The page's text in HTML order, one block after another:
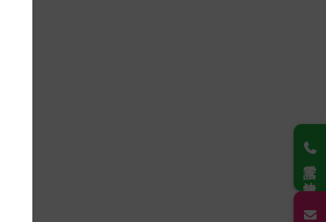
電話で法律相談